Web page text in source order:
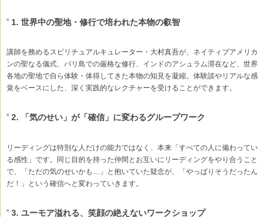
1. 世界中の聖地・修行で培われた本物の叡智
講師を務めるスピリチュアルキュレーター・大村真吾が、ネイティブアメリカ
ンの聖なる儀式、バリ島での厳格な修行、インドのアシュラム滞在など、世界
各地の聖地で自ら体験・体得してきた本物の知見を凝縮。体験談やリアルな感
覚をベースにした、深く実践的なレクチャーを受けることができます。
2. 「気のせい」が「確信」に変わるグループワーク
リーディングは特別な人だけの能力ではなく、本来「すべての人に備わってい
る感性」です。同じ目的を持った仲間とお互いにリーディングをやり合うこと
で、「ただの気のせいかも…」と抱いていた疑念が、「やっぱりそうだったん
だ！」という確信へと変わっていきます。
3. ユーモア溢れる、笑顔の絶えないワークショップ